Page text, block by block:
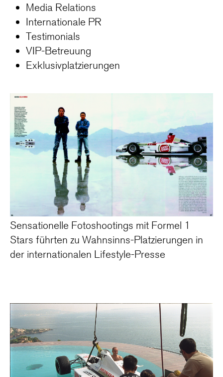
Media Relations
Internationale PR
Testimonials
VIP-Betreuung
Exklusivplatzierungen
Sensationelle Fotoshootings mit Formel 1
Stars führten zu Wahnsinns-Platzierungen in
der internationalen Lifestyle-Presse